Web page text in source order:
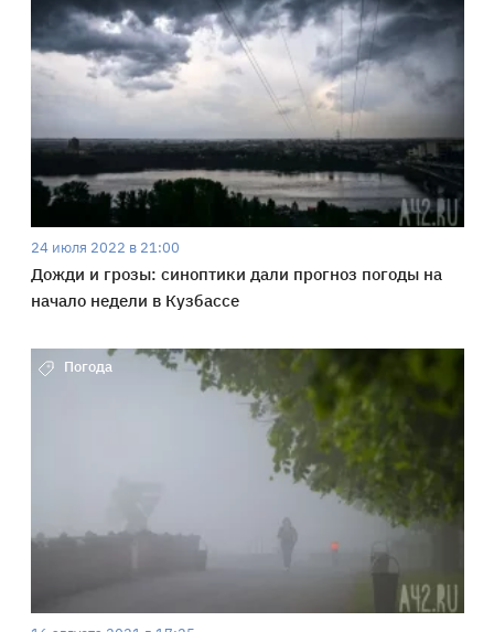
24 июля 2022 в 21:00
Дожди и грозы: синоптики дали прогноз погоды на
начало недели в Кузбассе
Погода